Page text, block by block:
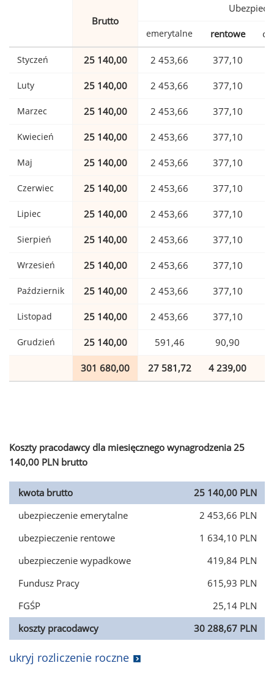
Brutto
emerytalne rentowe
Styczeń 25 140,00 2 453,66 377,10
Luty 25 140,00 2 453,66 377,10
Marzec 25 140,00 2 453,66 377,10
Kwiecień 25 140,00 2 453,66 377,10
Maj 25 140,00 2 453,66 377,10
Czerwiec 25 140,00 2 453,66 377,10
Lipiec 25 140,00 2 453,66 377,10
Sierpień 25 140,00 2 453,66 377,10
Wrzesień 25 140,00 2 453,66 377,10
Październik 25 140,00 2 453,66 377,10
Listopad 25 140,00 2 453,66 377,10
Grudzień 25 140,00 591,46 90,90
301 680,00 27 581,72 4 239,00
Koszty pracodawcy dla miesięcznego wynagrodzenia 25
140,00 PLN brutto
kwota brutto
25 140,00 PLN
ubezpieczenie emerytalne
2 453,66 PLN
ubezpieczenie rentowe
1 634,10 PLN
ubezpieczenie wypadkowe
419,84 PLN
Fundusz Pracy
615,93 PLN
FGŚP
25,14 PLN
koszty pracodawcy
30 288,67 PLN
ukryj rozliczenie roczne